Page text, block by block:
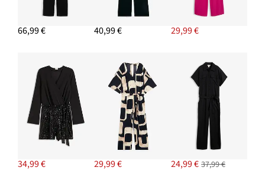
66,99 € 40,99 € 29,99 €
34,99 € 29,99 € 24,99 € 37,99 €